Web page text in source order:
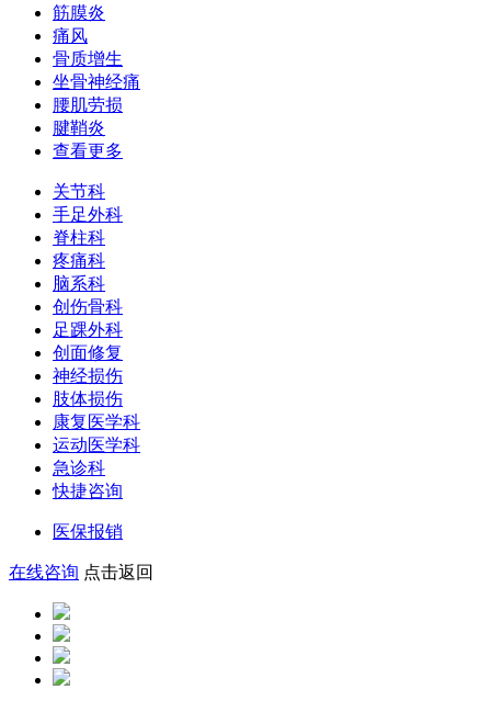
筋膜炎
痛风
骨质增生
坐骨神经痛
腰肌劳损
腱鞘炎
查看更多
关节科
手足外科
脊柱科
疼痛科
脑系科
创伤骨科
足踝外科
创面修复
神经损伤
肢体损伤
康复医学科
运动医学科
急诊科
快捷咨询
医保报销
在线咨询 点击返回